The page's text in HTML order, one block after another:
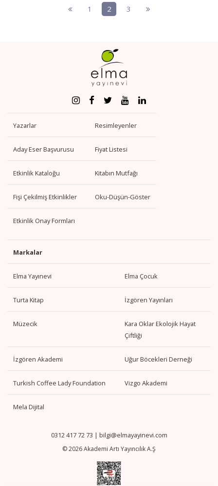
1 2 3
Yazarlar Resimleyenler
Aday Eser Başvurusu Fiyat Listesi
Etkinlik Kataloğu Kitabın Mutfağı
Fişi Çekilmiş Etkinlikler Oku-Düşün-Göster
Etkinlik Onay Formları
Markalar
Elma Yayınevi Elma Çocuk
Turta Kitap İzgören Yayınları
Müzecik
Kara Oklar Ekolojik Hayat
Çiftliği
İzgören Akademi Uğur Böcekleri Derneği
Turkish Coffee Lady Foundation Vizgo Akademi
Mela Dijital
0312 417 72 73 | bilgi@elmayayinevi.com
© 2026 Akademi Artı Yayıncılık A.Ş